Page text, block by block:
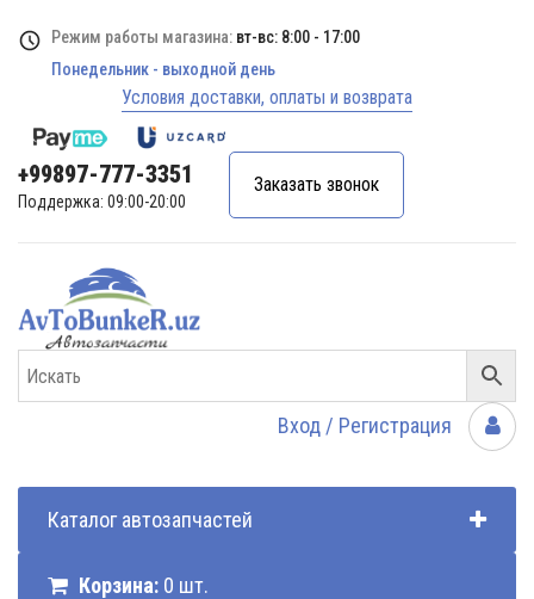
Режим работы магазина: вт-вс: 8:00 - 17:00
Понедельник - выходной день
Условия доставки, оплаты и возврата
+99897-777-3351
Поддержка: 09:00-20:00
Заказать звонок
Вход / Регистрация
Каталог автозапчастей
Корзина: 0 шт.